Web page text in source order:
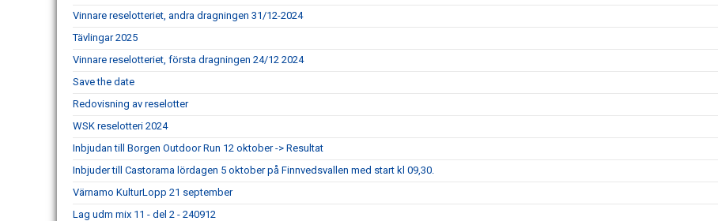
Vinnare reselotteriet, andra dragningen 31/12-2024
Tävlingar 2025
Vinnare reselotteriet, första dragningen 24/12 2024
Save the date
Redovisning av reselotter
WSK reselotteri 2024
Inbjudan till Borgen Outdoor Run 12 oktober -> Resultat
Inbjuder till Castorama lördagen 5 oktober på Finnvedsvallen med start kl 09,30.
Värnamo KulturLopp 21 september
Lag udm mix 11 - del 2 - 240912